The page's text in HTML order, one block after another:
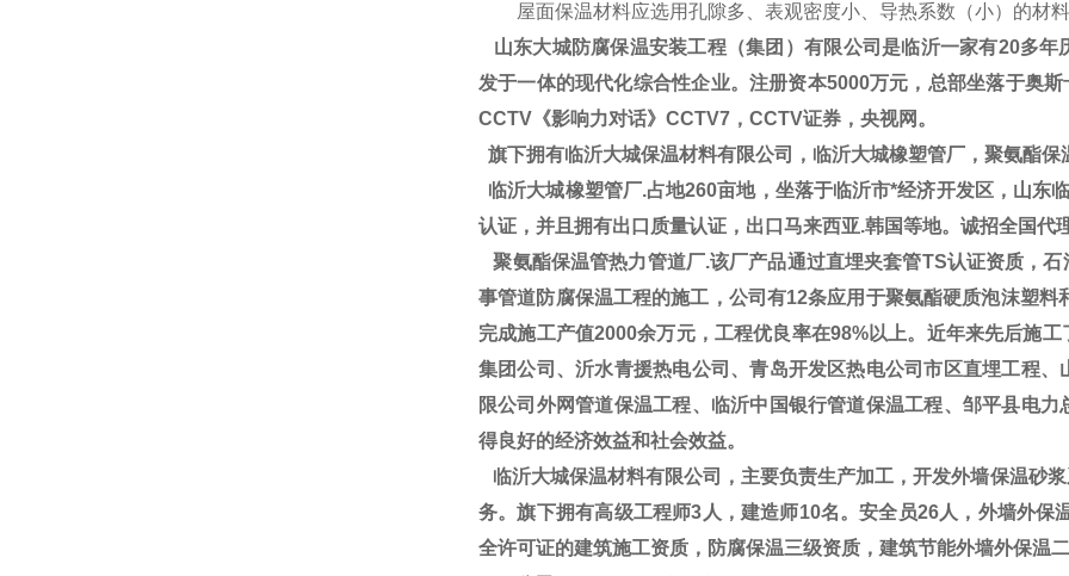
屋面保温材料应选用孔隙多、表观密度小、导热系数（小）的材
山东大城防腐保温安装工程（集团）有限公司是临沂一家有20多
发于一体的现代化综合性企业。注册资本5000万元，总部坐落于奥
CCTV《影响力对话》CCTV7，CCTV证券，央视网。
旗下拥有临沂大城保温材料有限公司，临沂大城橡塑管厂，聚氨酯
临沂大城橡塑管厂.占地260亩地，坐落于临沂市*经济开发区，山东
认证，并且拥有出口质量认证，出口马来西亚.韩国等地。诚招全国代
聚氨酯保温管热力管道厂.该厂产品通过直埋夹套管TS认证资质，
事管道防腐保温工程的施工，公司有12条应用于聚氨酯硬质泡沫塑
完成施工产值2000余万元，工程优良率在98%以上。近年来先后施
集团公司、沂水青援热电公司、青岛开发区热电公司市区直埋工程
限公司外网管道保温工程、临沂中国银行管道保温工程、邹平县电
得良好的经济效益和社会效益。
临沂大城保温材料有限公司，主要负责生产加工，开发外墙保温砂
务。旗下拥有高级工程师3人，建造师10名。安全员26人，外墙外
全许可证的建筑施工资质，防腐保温三级资质，建筑节能外墙外保温